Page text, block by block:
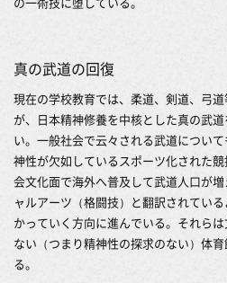
真の武道の回復
現在の学校教育では、柔道、剣道、弓
が、日本精神修養を中核とした真の武
い。一般社会で云々される武道につい
神性が欠如しているスポーツ化された
会文化面で海外へ普及して武道人口が
ャルアーツ（格闘技）と翻訳されてい
かっていく方向に進んでいる。それら
ない（つまり精神性の探求のない）体
る。